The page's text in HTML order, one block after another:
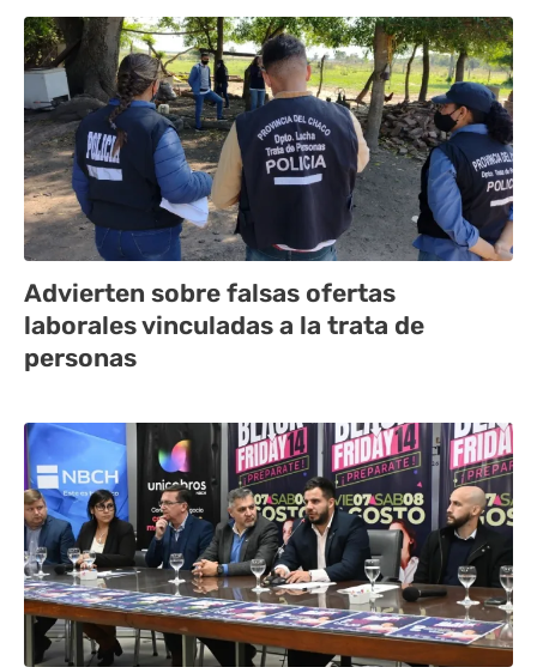
Advierten sobre falsas ofertas
laborales vinculadas a la trata de
personas